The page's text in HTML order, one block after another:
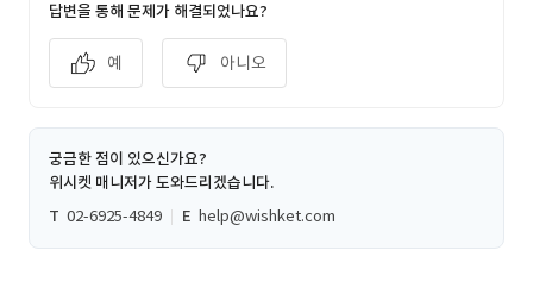
답변을 통해 문제가 해결되었나요?
예 아니오
궁금한 점이 있으신가요?
위시켓 매니저가 도와드리겠습니다.
T 02-6925-4849 E help@wishket.com